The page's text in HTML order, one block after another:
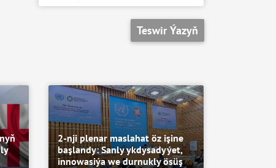
Teswir Ýazyň
2-nji plenar maslahat öz işine
başlandy: Sanly ykdysadyýet,
innowasiýa we durnukly ösüş